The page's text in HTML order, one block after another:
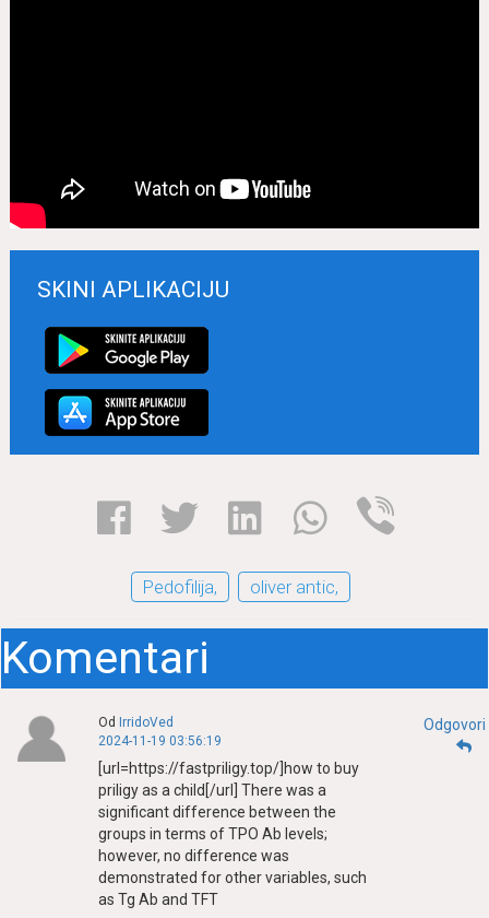
SKINI APLIKACIJU
Pedofilija, oliver antic,
Komentari
OdIrridoVed
2024-11-19 03:56:19
Odgovori
[url=https://fastpriligy.top/]how to buy
priligy as a child[/url] There was a
significant difference between the
groups in terms of TPO Ab levels;
however, no difference was
demonstrated for other variables, such
as Tg Ab and TFT